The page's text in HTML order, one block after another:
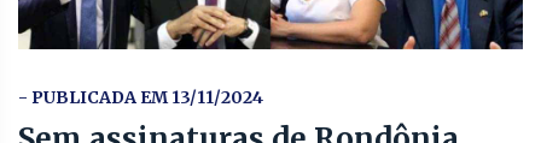
- PUBLICADA EM 13/11/2024